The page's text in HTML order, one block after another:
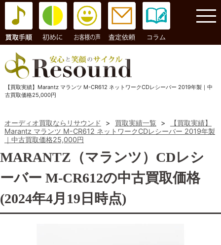
コラム
【買取実績】Marantz マランツ M-CR612 ネットワークCDレシーバー 2019年製｜中
古買取価格25,000円
オーディオ買取ならリサウンド > 買取実績一覧 >
【買取実績】
Marantz マランツ M-CR612 ネットワークCDレシーバー 2019年製
｜中古買取価格25,000円
MARANTZ（マランツ）CDレシ
ーバー M-CR612の中古買取価格
(2024年4月19日時点)